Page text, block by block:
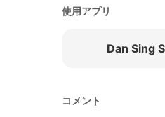
使用アプリ
Dan Sing
コメント